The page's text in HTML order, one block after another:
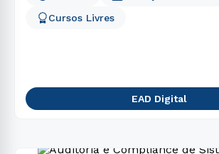
Cursos Livres
EAD Digital